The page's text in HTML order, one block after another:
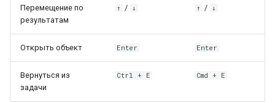
Перемещение по
результатам
↑ / ↓ ↑ / ↓
Открыть объект Enter Enter
Вернуться из
задачи
Ctrl + E Cmd + E